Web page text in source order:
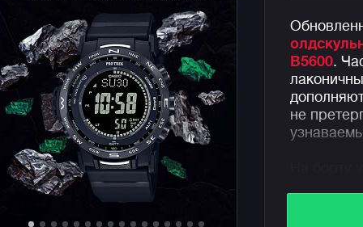
B5600.
не